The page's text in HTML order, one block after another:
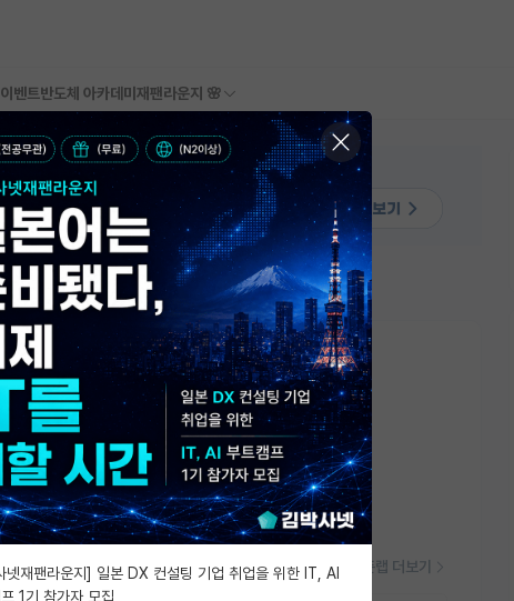
이벤트반도체 아카데미 재팬라운지 🌸
아직 오픈랩 정보가
등록되지 않았습니다.
록된 연구실은 어떠신가요?
오픈랩 더보기
넷재팬라운지] 일본 DX 컨설팅 기업 취업을 위한 IT, AI
1기 참가자 모집